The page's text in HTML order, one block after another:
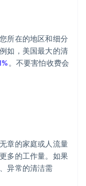
所在的地区和细分
如，美国最大的清
。不要害怕收费会
章的家庭或人流量
多的工作量。如果
异常的清洁需